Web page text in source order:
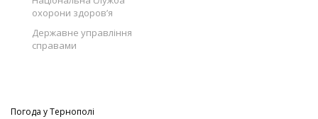
охорони здоров’я
Державне управління
справами
Погода уТернополі